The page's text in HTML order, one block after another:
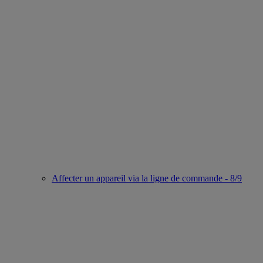
Affecter un appareil via la ligne de commande - 8/9